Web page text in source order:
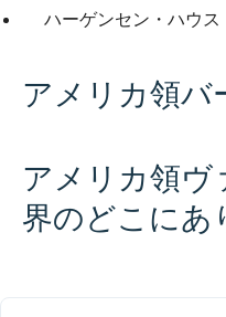
ハーゲンセン・ハウス
アメリカ領バ
アメリカ領ヴ
界のどこにあ
100